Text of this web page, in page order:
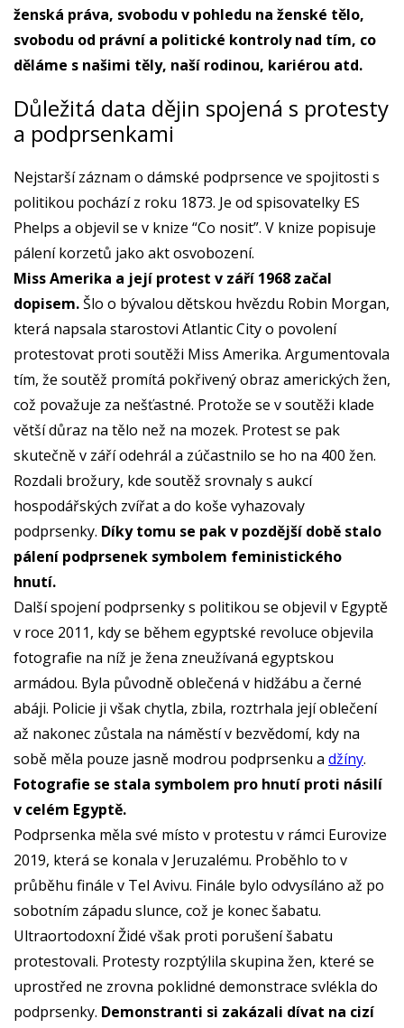
ženská práva, svobodu v pohledu na ženské tělo,
svobodu od právní a politické kontroly nad tím, co
děláme s našimi těly, naší rodinou, kariérou atd.
Důležitá data dějin spojená s protesty
a podprsenkami
Nejstarší záznam o dámské podprsence ve spojitosti s
politikou pochází z roku 1873. Je od spisovatelky ES
Phelps a objevil se v knize “Co nosit”. V knize popisuje
pálení korzetů jako akt osvobození.
Miss Amerika a její protest v září 1968 začal
dopisem.Šlo o bývalou dětskou hvězdu Robin Morgan,
která napsala starostovi Atlantic City o povolení
protestovat proti soutěži Miss Amerika. Argumentovala
tím, že soutěž promítá pokřivený obraz amerických žen,
což považuje za nešťastné. Protože se v soutěži klade
větší důraz na tělo než na mozek. Protest se pak
skutečně v září odehrál a zúčastnilo se ho na 400 žen.
Rozdali brožury, kde soutěž srovnaly s aukcí
hospodářských zvířat a do koše vyhazovaly
podprsenky. Díky tomu se pak v pozdější době stalo
pálení podprsenek symbolem feministického
hnutí.
Další spojení podprsenky s politikou se objevil v Egyptě
v roce 2011, kdy se během egyptské revoluce objevila
fotografie na níž je žena zneužívaná egyptskou
armádou. Byla původně oblečená v hidžábu a černé
abáji. Policie ji však chytla, zbila, roztrhala její oblečení
až nakonec zůstala na náměstí v bezvědomí, kdy na
sobě měla pouze jasně modrou podprsenku a džíny.
Fotografie se stala symbolem pro hnutí proti násilí
v celém Egyptě.
Podprsenka měla své místo v protestu v rámci Eurovize
2019, která se konala v Jeruzalému. Proběhlo to v
průběhu finále v Tel Avivu. Finále bylo odvysíláno až po
sobotním západu slunce, což je konec šabatu.
Ultraortodoxní Židé však proti porušení šabatu
protestovali. Protesty rozptýlila skupina žen, které se
uprostřed ne zrovna poklidné demonstrace svlékla do
podprsenky. Demonstranti si zakázali dívat na cizí